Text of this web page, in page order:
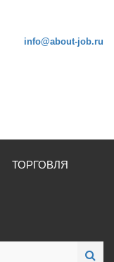
info@about-job.ru
ТОРГОВЛЯ